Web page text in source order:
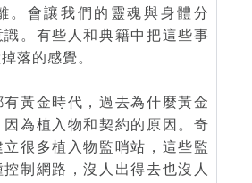
。會讓我們的靈魂與身體分
。有些人和典籍中把這些事
落的感覺。
黃金時代，過去為什麼黃金
因為植入物和契約的原因。奇
很多植入物監哨站，這些監
制網路，沒人出得去也沒人